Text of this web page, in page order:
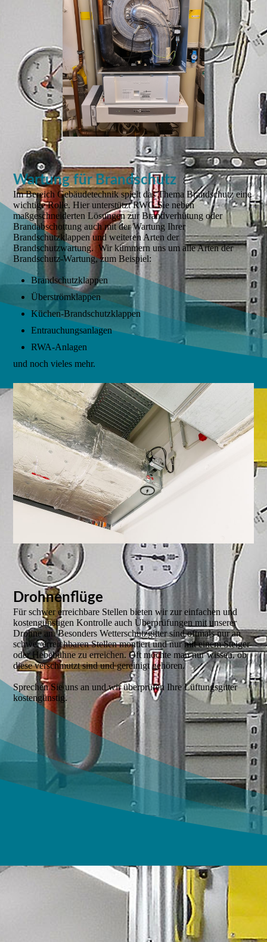
Wartung für Brandschutz
Im Bereich Gebäudetechnik spielt das Thema Brandschutz eine
wichtige Rolle. Hier unterstützt RWG Sie neben
maßgeschneiderten Lösungen zur Brandverhütung oder
Brandabschottung auch mit der Wartung Ihrer
Brandschutzklappen und weiteren Arten der
Brandschutzwartung. Wir kümmern uns um alle Arten der
Brandschutz-Wartung, zum Beispiel:
Brandschutzklappen
Überströmklappen
Küchen-Brandschutzklappen
Entrauchungsanlagen
RWA-Anlagen
und noch vieles mehr.
Drohnenflüge
Für schwer erreichbare Stellen bieten wir zur einfachen und
kostengünstigen Kontrolle auch Überprüfungen mit unserer
Drohne an. Besonders Wetterschutzgitter sind oftmals nur an
schwer erreichbaren Stellen montiert und nur mit einem Steiger
oder Hebebühne zu erreichen. Oft möchte man nur wissen, ob
diese verschmutzt sind und gereinigt gehören.
Sprechen Sie uns an und wir überprüfen Ihre Lüftungsgitter
kostengünstig.